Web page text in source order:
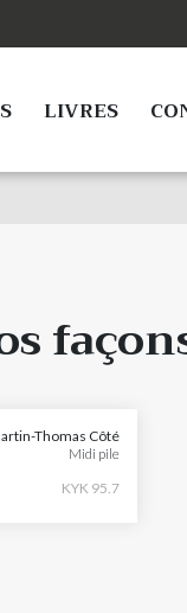
LIVRES
Thomas Côté
Midi pile
KYK 95.7